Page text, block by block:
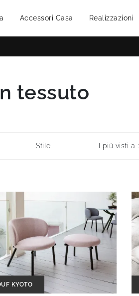
Accessori Casa Realizzazioni
tessuto
Stile I più visti a :
KYOTO